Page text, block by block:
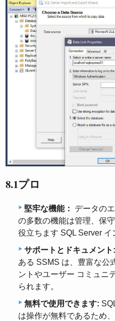
8.1プロ
堅牢な機能：
データの
の多数の機能は管理、保
役立ちます SQL Server イ
サポートとドキュメント:
ある SSMS は、豊富な公
ントやユーザー コミュニ
られます。
無料で使用できます:
は操作が無料であるため